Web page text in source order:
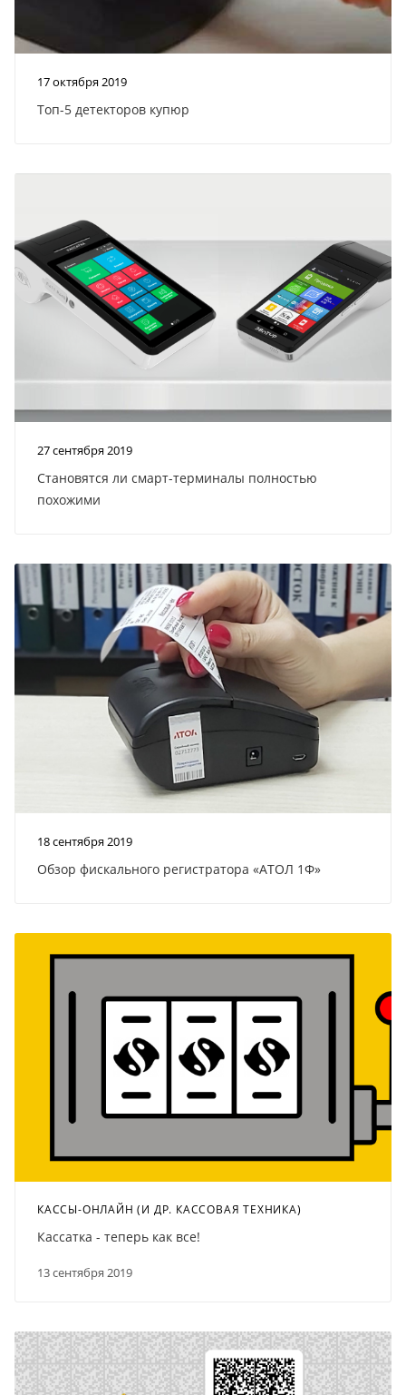
17 октября 2019
Топ-5 детекторов купюр
27 сентября 2019
Становятся ли смарт-терминалы полностью
похожими
18 сентября 2019
Обзор фискального регистратора «АТОЛ 1Ф»
КАССЫ-ОНЛАЙН (И ДР. КАССОВАЯ ТЕХНИКА)
13 сентября 2019
Кассатка - теперь как все!